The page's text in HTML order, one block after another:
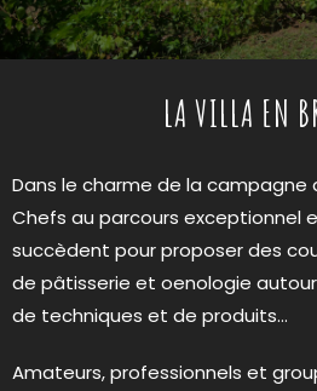
LA VILLA EN
Dans le charme de la campagne
Chefs au parcours exceptionnel
succèdent pour proposer des
de pâtisserie et oenologie
de techniques et de produits…
Amateurs, professionnels et